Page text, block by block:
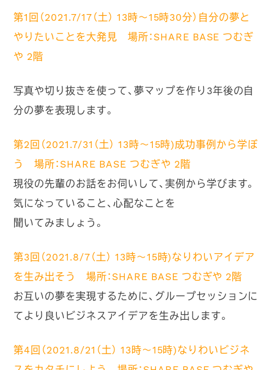
第1回（2021.7/17（土） 13時～15時30分）自分の夢と
やりたいことを大発見 場所：SHARE BASE つむぎ
や 2階
写真や切り抜きを使って、夢マップを作り3年後の自
分の夢を表現します。
第2回（2021.7/31（土） 13時～15時)成功事例から学ぼ
う場所：SHARE BASE つむぎや 2階
現役の先輩のお話をお伺いして、実例から学びます。
気になっていること、心配なことを
聞いてみましょう。
第3回（2021.8/7（土） 13時～15時)なりわいアイデア
を生み出そう場所：SHARE BASE つむぎや 2階
お互いの夢を実現するために、グループセッションに
てより良いビジネスアイデアを生み出します。
第4回（2021.8/21（土） 13時～15時)なりわいビジネ